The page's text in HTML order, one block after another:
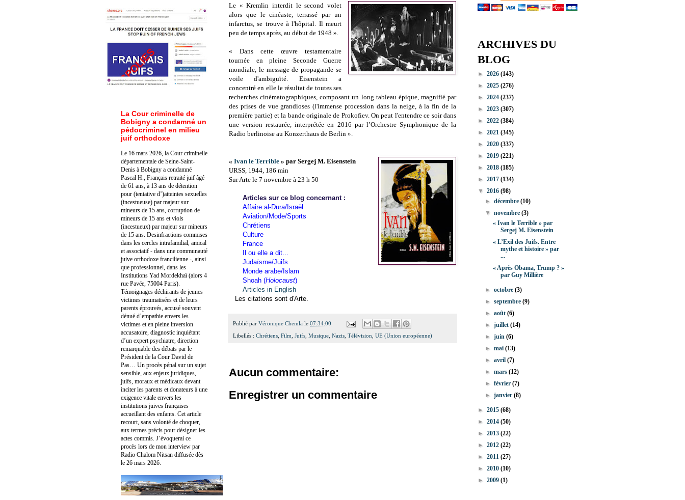
Le « Kremlin interdit le second volet
alors que le cinéaste, terrassé par un
infarctus, se trouve à l'hôpital. Il meurt
peu de temps après, au début de 1948 ».
« Dans cette œuvre testamentaire
tournée en pleine Seconde Guerre
mondiale, le message de propagande se
voile d'ambiguïté. Eisenstein a
concentré en elle le résultat de toutes ses
recherches cinématographiques, composant un long tableau épique, magnifié par
des prises de vue grandioses (l'immense procession dans la neige, à la fin de la
première partie) et la bande originale de Prokofiev. On peut l'entendre ce soir dans
une version restaurée, interprétée en 2016 par l’Orchestre Symphonique de la
Radio berlinoise au Konzerthaus de Berlin ».
« Ivan le Terrible » par Sergej M. Eisenstein
URSS, 1944, 186 min
Sur Arte le 7 novembre à 23 h 50
Articles sur ce blog concernant :
Affaire al-Dura/Israël
Aviation/Mode/Sports
Chrétiens
Culture
France
Il ou elle a dit...
Judaïsme/Juifs
Monde arabe/Islam
Shoah (Holocaust)
Articles in English
Les citations sont d'Arte.
Publié par Véronique Chemla le 07:34:00
Libellés : Chrétiens, Film, Juifs, Musique, Nazis, Télévision, UE (Union européenne)
Aucun commentaire:
Enregistrer un commentaire
La Cour criminelle de
Bobigny a condamné un
pédocriminel en milieu
juif orthodoxe
Le 16 mars 2026, la Cour criminelle
départementale de Seine-Saint-
Denis à Bobigny a condamné
Pascal H., Français retraité juif âgé
de 61 ans, à 13 ans de détention
pour (tentative d’)atteintes sexuelles
(incestueuse) par majeur sur
mineurs de 15 ans, corruption de
mineurs de 15 ans et viols
(incestueux) par majeur sur mineurs
de 15 ans. Desinfractions commises
dans les cercles intrafamilial, amical
et associatif - dans une communauté
juive orthodoxe francilienne -, ainsi
que professionnel, dans les
Institutions Yad Mordekhaï (alors 4
rue Pavée, 75004 Paris).
Témoignages déchirants de jeunes
victimes traumatisées et de leurs
parents éprouvés, accusé souvent
dénué d’empathie envers les
victimes et en pleine inversion
accusatoire, diagnostic inquiétant
d’un expert psychiatre, direction
remarquable des débats par le
Président de la Cour David de
Pas… Un procès pénal sur un sujet
sensible, aux enjeux juridiques,
juifs, moraux et médicaux devant
inciter les parents et donateurs à une
exigence vitale envers les
institutions juives françaises
accueillant des enfants. Cet article
recourt, sans volonté de choquer,
aux termes précis pour désigner les
actes commis. J’évoquerai ce
procès lors de mon interview par
Radio Chalom Nitsan diffusée dès
le 26 mars 2026.
ARCHIVES DU
BLOG
► 2026 (143)
► 2025 (276)
► 2024 (237)
► 2023 (307)
► 2022 (384)
► 2021 (345)
► 2020 (337)
► 2019 (221)
► 2018 (185)
► 2017 (134)
▼ 2016 (98)
►décembre(10)
▼novembre(3)
« Ivan le Terrible » par
Sergej M. Eisenstein
« L’Exil des Juifs. Entre
mythe et histoire » par
...
« Après Obama, Trump ? »
par Guy Millière
►octobre(3)
►septembre(9)
►août(6)
►juillet(14)
►juin(6)
►mai(13)
►avril(7)
►mars(12)
►février(7)
►janvier(8)
► 2015 (68)
► 2014 (50)
► 2013 (22)
► 2012 (22)
► 2011 (27)
► 2010 (10)
► 2009 (1)